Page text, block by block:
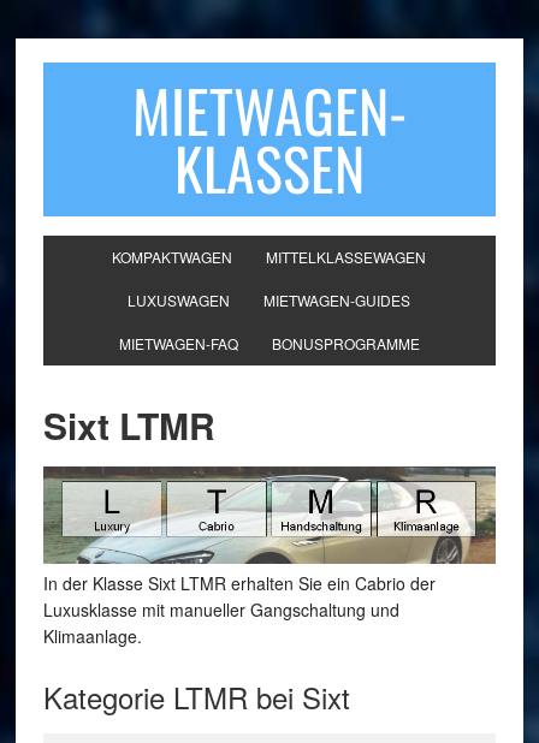
MIETWAGEN-
KLASSEN
KOMPAKTWAGEN MITTELKLASSEWAGEN
LUXUSWAGEN MIETWAGEN-GUIDES
MIETWAGEN-FAQ BONUSPROGRAMME
Sixt LTMR
In der Klasse Sixt LTMR erhalten Sie ein Cabrio der
Luxusklasse mit manueller Gangschaltung und
Klimaanlage.
Kategorie LTMR bei Sixt